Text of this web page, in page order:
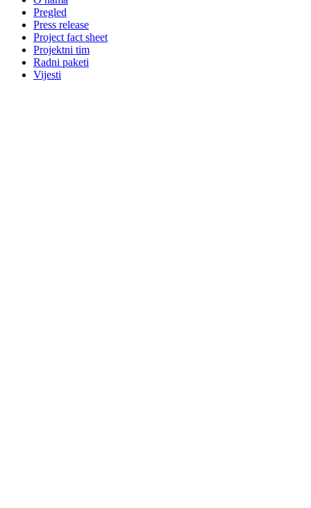
Pregled
Press release
Project fact sheet
Projektni tim
Radni paketi
Vijesti